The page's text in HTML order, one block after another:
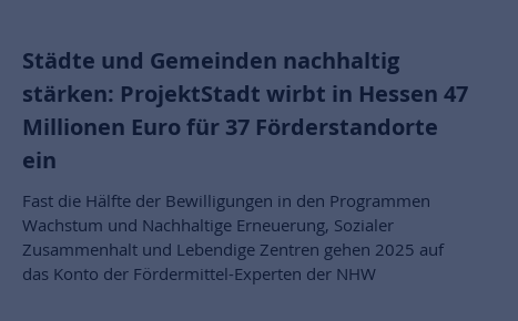
Städte und Gemeinden nachhaltig
stärken: ProjektStadt wirbt in Hessen 47
Millionen Euro für 37 Förderstandorte
ein
Fast die Hälfte der Bewilligungen in den Programmen
Wachstum und Nachhaltige Erneuerung, Sozialer
Zusammenhalt und Lebendige Zentren gehen 2025 auf
das Konto der Fördermittel-Experten der NHW